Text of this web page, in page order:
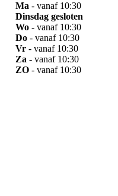
Ma - vanaf 10:30
Dinsdag gesloten
Wo - vanaf 10:30
Do - vanaf 10:30
Vr - vanaf 10:30
Za - vanaf 10:30
ZO - vanaf 10:30